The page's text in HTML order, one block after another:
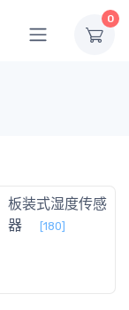
0
板装式湿度传感
器
[180]